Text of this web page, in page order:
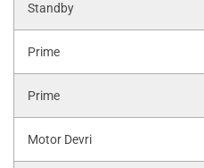
Standby
Prime
Prime
Motor Devri